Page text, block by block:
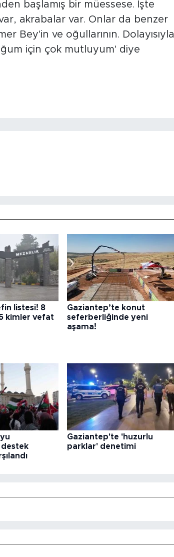
başlamış bir müessese. İşte
akrabalar var. Onlar da benzer
Bey'in ve oğullarının. Dolayısıyla
için çok mutluyum' diye
listesi! 8
kimler vefat
Gaziantep’te konut
seferberliğinde yeni
aşama!
Gaziantep'te 'huzurlu
parklar' denetimi